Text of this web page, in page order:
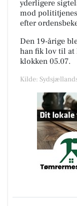
yderligere
mod
efter
Den 19-årige
han fik lov til at
klokken 05.07.
Kilde: